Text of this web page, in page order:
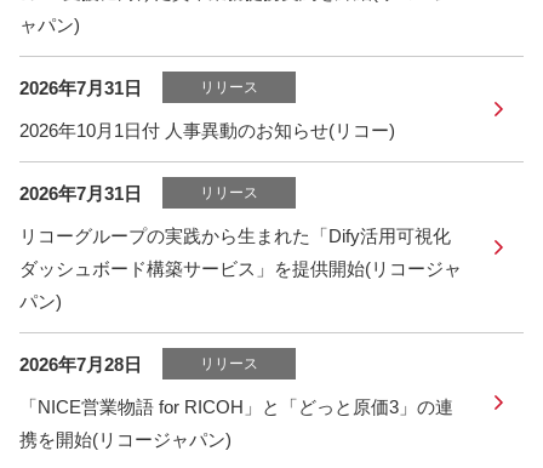
ャパン)
2026年7月31日 リリース
2026年10月1日付 人事異動のお知らせ(リコー)
2026年7月31日 リリース
リコーグループの実践から生まれた「Dify活用可視化
ダッシュボード構築サービス」を提供開始(リコージャ
パン)
2026年7月28日 リリース
「NICE営業物語 for RICOH」と「どっと原価3」の連
携を開始(リコージャパン)